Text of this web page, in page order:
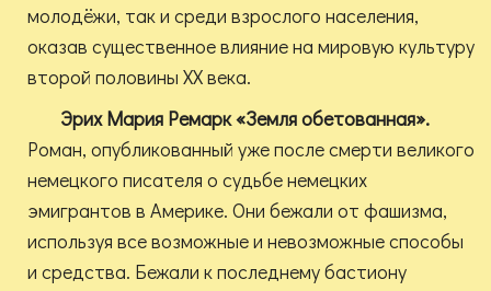
молодёжи, так и среди взрослого населения,
оказав существенное влияние на мировую культуру
второй половины XX века.
Эрих Мария Ремарк «Земля обетованная».
Роман, опубликованный уже после смерти великого
немецкого писателя о судьбе немецких
эмигрантов в Америке. Они бежали от фашизма,
используя все возможные и невозможные способы
и средства. Бежали к последнему бастиону